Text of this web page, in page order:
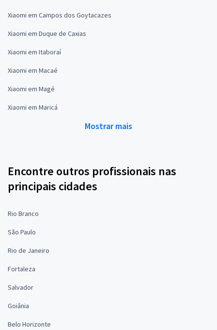
Xiaomi em Campos dos Goytacazes
Xiaomi em Duque de Caxias
Xiaomi em Itaboraí
Xiaomi em Macaé
Xiaomi em Magé
Xiaomi em Maricá
Mostrar mais
Encontre outros profissionais nas
principais cidades
Rio Branco
São Paulo
Rio de Janeiro
Fortaleza
Salvador
Goiânia
Belo Horizonte